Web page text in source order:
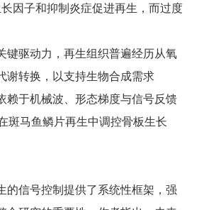
长因子和抑制炎症促进再生，而过度
键驱动力，再生组织普遍经历从氧
谢转换，以支持生物合成需求
赖于机械波、形态梯度与信号反馈
斑马鱼鳞片再生中调控骨板生长
的信号控制提供了系统性框架，强